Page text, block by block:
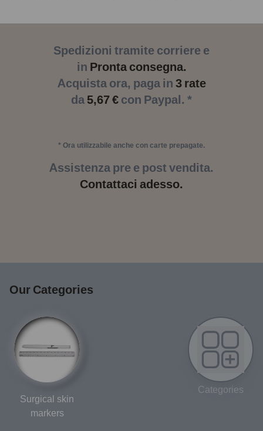
Spedizioni tramite corriere e
in Pronta consegna.
Acquista ora, paga in 3 rate
da 5,67 € con Paypal. *
* Ora utilizzabile anche con carte prepagate.
Assistenza pre e post vendita.
Contattaci adesso.
Our Categories
Surgical skin
markers
Categories